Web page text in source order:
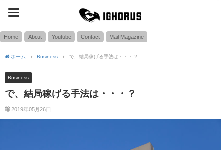
toggle
Home About Youtube Contact Mail Magazine
ホーム Business で、結局稼げる手法は・・・？
Business
で、結局稼げる手法は・・・？
2019年05月26日